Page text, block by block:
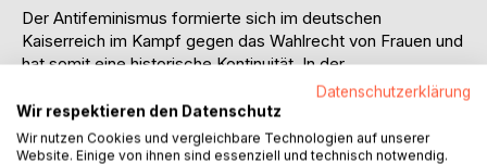
Der Antifeminismus formierte sich im deutschen
Kaiserreich im Kampf gegen das Wahlrecht von Frauen und
hat somit eine historische Kontinuität. In der
Sozialforschung und in feministischen Bewegungen hat
sich seit den 1990er Jahren der Begriff zunehmend
etabliert, aber was und vor allem wer ist darunter zu
fassen? Rebekka Blum schlägt die Brücke zwischen der
Datenschutzerklärung
Wir respektieren den Datenschutz
Wir nutzen Cookies und vergleichbare Technologien auf unserer
Website. Einige von ihnen sind essenziell und technisch notwendig.